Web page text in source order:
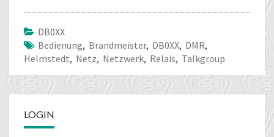
DB0XX
Bedienung, Brandmeister, DB0XX, DMR,
Helmstedt, Netz, Netzwerk, Relais, Talkgroup
LOGIN